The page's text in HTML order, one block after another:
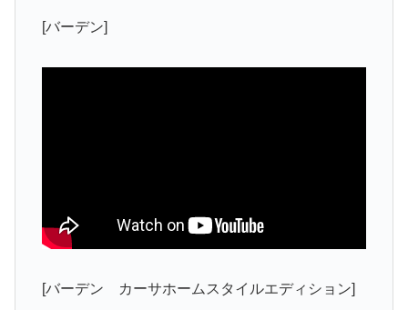
[バーデン]
[バーデン カーサホームスタイルエディション]